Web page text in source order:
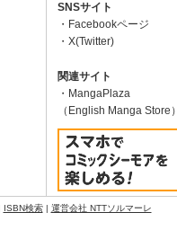
SNSサイト
Facebookページ
X(Twitter)
関連サイト
MangaPlaza
（English Manga Store）
ISBN検索| 運営会社 NTTソルマーレ